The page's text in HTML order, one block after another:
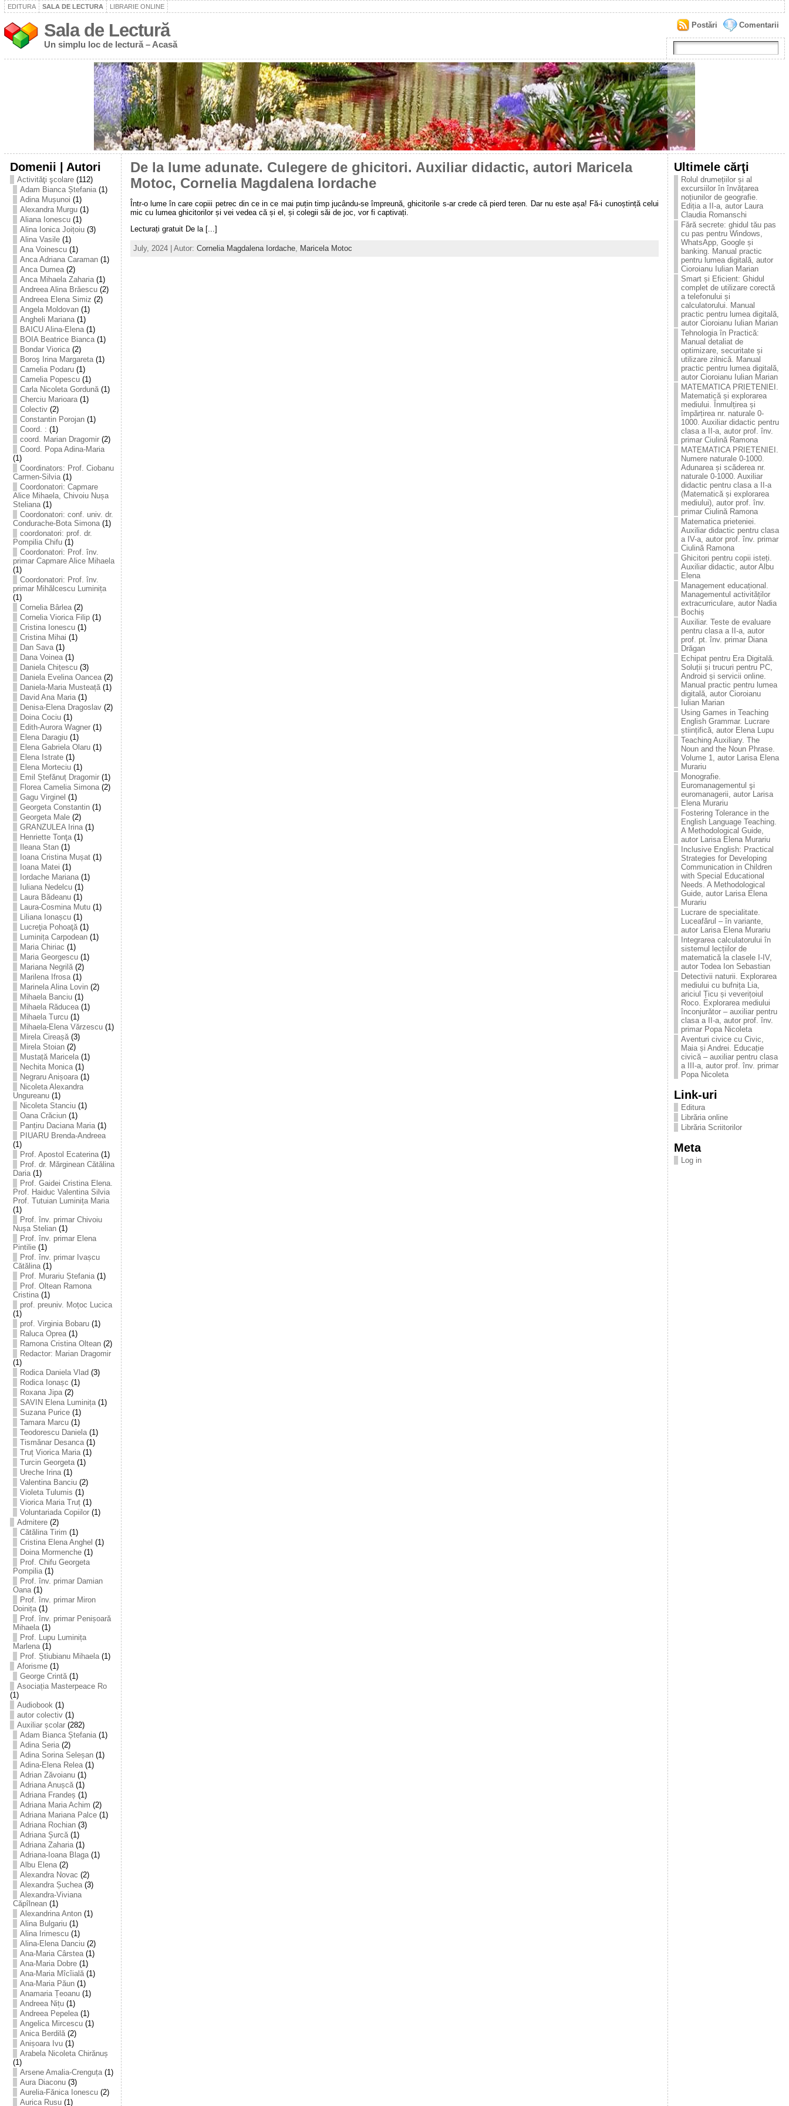
EDITURA SALA DE LECTURA LIBRARIE ONLINE
Sala de Lectură
Un simplu loc de lectură – Acasă
Comentarii
Postări
Domenii | Autori
Activităţi şcolare(112)
Adam Bianca Ștefania(1)
Adina Mușunoi (1)
Alexandra Murgu(1)
Aliana Ionescu(1)
Alina Ionica Joițoiu(3)
Alina Vasile(1)
Ana Voinescu(1)
Anca Adriana Caraman(1)
Anca Dumea(2)
Anca Mihaela Zaharia(1)
Andreea Alina Brăescu(2)
Andreea Elena Simiz (2)
Angela Moldovan(1)
Angheli Mariana(1)
BAICU Alina-Elena(1)
BOIA Beatrice Bianca(1)
Bondar Viorica(2)
Boroş Irina Margareta(1)
Camelia Podaru(1)
Camelia Popescu(1)
Carla Nicoleta Gordună(1)
Cherciu Marioara(1)
Colectiv(2)
Constantin Porojan(1)
Coord. : (1)
coord. Marian Dragomir(2)
Coord. Popa Adina-Maria
(1)
Coordinators: Prof. Ciobanu
Carmen-Silvia(1)
Coordonatori: Capmare
Alice Mihaela, Chivoiu Nușa
Steliana(1)
Coordonatori: conf. univ. dr.
Condurache-Bota Simona(1)
coordonatori: prof. dr.
Pompilia Chifu(1)
Coordonatori: Prof. înv.
primar Capmare Alice Mihaela
(1)
Coordonatori: Prof. înv.
primar Mihălcescu Luminița
(1)
Cornelia Bârlea(2)
Cornelia Viorica Filip(1)
Cristina Ionescu(1)
Cristina Mihai (1)
Dan Sava(1)
Dana Voinea(1)
Daniela Chițescu(3)
Daniela Evelina Oancea(2)
Daniela-Maria Musteață(1)
David Ana Maria(1)
Denisa-Elena Dragoslav(2)
Doina Cociu(1)
Edith-Aurora Wagner(1)
Elena Daragiu(1)
Elena Gabriela Olaru(1)
Elena Istrate(1)
Elena Morteciu(1)
Emil Ștefănuț Dragomir(1)
Florea Camelia Simona(2)
Gagu Virginel (1)
Georgeta Constantin(1)
Georgeta Male(2)
GRANZULEA Irina(1)
Henriette Tonţa(1)
Ileana Stan(1)
Ioana Cristina Mușat(1)
Ioana Matei (1)
Iordache Mariana(1)
Iuliana Nedelcu(1)
Laura Bădeanu(1)
Laura-Cosmina Mutu(1)
Liliana Ionașcu(1)
Lucreţia Pohoaţă(1)
Luminița Carpodean(1)
Maria Chiriac (1)
Maria Georgescu(1)
Mariana Negrilă(2)
Marilena Ifrosa(1)
Marinela Alina Lovin(2)
Mihaela Banciu(1)
Mihaela Răducea(1)
Mihaela Turcu(1)
Mihaela-Elena Vărzescu(1)
Mirela Cireașă(3)
Mirela Stoian(2)
Mustață Maricela(1)
Nechita Monica(1)
Negraru Anișoara(1)
Nicoleta Alexandra
Ungureanu(1)
Nicoleta Stanciu(1)
Oana Crăciun(1)
Panțiru Daciana Maria(1)
PIUARU Brenda-Andreea
(1)
Prof. Apostol Ecaterina(1)
Prof. dr. Mărginean Cătălina
Daria(1)
Prof. Gaidei Cristina Elena.
Prof. Haiduc Valentina Silvia
Prof. Tutuian Luminița Maria
(1)
Prof. înv. primar Chivoiu
Nușa Stelian(1)
Prof. înv. primar Elena
Pintilie(1)
Prof. înv. primar Ivașcu
Cătălina(1)
Prof. Murariu Ștefania(1)
Prof. Oltean Ramona
Cristina(1)
prof. preuniv. Moțoc Lucica
(1)
prof. Virginia Bobaru(1)
Raluca Oprea(1)
Ramona Cristina Oltean(2)
Redactor: Marian Dragomir
(1)
Rodica Daniela Vlad (3)
Rodica Ionașc (1)
Roxana Jipa(2)
SAVIN Elena Luminița(1)
Suzana Purice(1)
Tamara Marcu(1)
Teodorescu Daniela(1)
Tismănar Desanca(1)
Truț Viorica Maria(1)
Turcin Georgeta(1)
Ureche Irina(1)
Valentina Banciu(2)
Violeta Tulumis (1)
Viorica Maria Truț(1)
Voluntariada Copiilor(1)
Admitere(2)
Cătălina Tirim (1)
Cristina Elena Anghel (1)
Doina Mormenche(1)
Prof. Chifu Georgeta
Pompilia(1)
Prof. înv. primar Damian
Oana(1)
Prof. înv. primar Miron
Doinița(1)
Prof. înv. primar Penișoară
Mihaela(1)
Prof. Lupu Luminița
Marlena(1)
Prof. Știubianu Mihaela(1)
Aforisme(1)
George Crintă(1)
Asociația Masterpeace Ro
(1)
Audiobook(1)
autor colectiv(1)
Auxiliar școlar(282)
Adam Bianca Ștefania(1)
Adina Seria(2)
Adina Sorina Seleșan(1)
Adina-Elena Relea(1)
Adrian Zăvoianu(1)
Adriana Anușcă(1)
Adriana Frandeș (1)
Adriana Maria Achim (2)
Adriana Mariana Palce(1)
Adriana Rochian(3)
Adriana Șurcă(1)
Adriana Zaharia(1)
Adriana-Ioana Blaga(1)
Albu Elena(2)
Alexandra Novac (2)
Alexandra Șuchea(3)
Alexandra-Viviana
Căpîlnean(1)
Alexandrina Anton(1)
Alina Bulgariu(1)
Alina Irimescu(1)
Alina-Elena Danciu(2)
Ana-Maria Cârstea(1)
Ana-Maria Dobre(1)
Ana-Maria Mîcîială(1)
Ana-Maria Păun(1)
Anamaria Țeoanu(1)
Andreea Nițu(1)
Andreea Pepelea(1)
Angelica Mircescu(1)
Anica Berdilă(2)
Anișoara Ivu(1)
Arabela Nicoleta Chirănuș
(1)
Arsene Amalia-Crenguța(1)
Aura Diaconu(3)
Aurelia-Fănica Ionescu(2)
Aurica Rusu(1)
De la lume adunate. Culegere de ghicitori. Auxiliar didactic, autori Maricela
Motoc, Cornelia Magdalena Iordache
Într-o lume în care copiii petrec din ce in ce mai puțin timp jucându-se împreună, ghicitorile s-ar crede că pierd teren. Dar nu este așa! Fă-i cunoștință celui
mic cu lumea ghicitorilor și vei vedea că și el, și colegii săi de joc, vor fi captivați.
Lecturați gratuit De la [...]
July, 2024 | Autor: Cornelia Magdalena Iordache, Maricela Motoc
Ultimele cărţi
Rolul drumețiilor și al
excursiilor în învățarea
noțiunilor de geografie.
Ediția a II-a, autor Laura
Claudia Romanschi
Fără secrete: ghidul tău pas
cu pas pentru Windows,
WhatsApp, Google și
banking. Manual practic
pentru lumea digitală, autor
Cioroianu Iulian Marian
Smart și Eficient: Ghidul
complet de utilizare corectă
a telefonului și
calculatorului. Manual
practic pentru lumea digitală,
autor Cioroianu Iulian Marian
Tehnologia în Practică:
Manual detaliat de
optimizare, securitate și
utilizare zilnică. Manual
practic pentru lumea digitală,
autor Cioroianu Iulian Marian
MATEMATICA PRIETENIEI.
Matematică și explorarea
mediului. Înmulțirea și
împărțirea nr. naturale 0-
1000. Auxiliar didactic pentru
clasa a II-a, autor prof. înv.
primar Ciulină Ramona
MATEMATICA PRIETENIEI.
Numere naturale 0-1000.
Adunarea și scăderea nr.
naturale 0-1000. Auxiliar
didactic pentru clasa a II-a
(Matematică și explorarea
mediului), autor prof. înv.
primar Ciulină Ramona
Matematica prieteniei.
Auxiliar didactic pentru clasa
a IV-a, autor prof. înv. primar
Ciulină Ramona
Ghicitori pentru copii isteți.
Auxiliar didactic, autor Albu
Elena
Management educațional.
Managementul activităților
extracurriculare, autor Nadia
Bochiș
Auxiliar. Teste de evaluare
pentru clasa a II-a, autor
prof. pt. înv. primar Diana
Drăgan
Echipat pentru Era Digitală.
Soluții și trucuri pentru PC,
Android și servicii online.
Manual practic pentru lumea
digitală, autor Cioroianu
Iulian Marian
Using Games in Teaching
English Grammar. Lucrare
științifică, autor Elena Lupu
Teaching Auxiliary. The
Noun and the Noun Phrase.
Volume 1, autor Larisa Elena
Murariu
Monografie.
Euromanagementul şi
euromanagerii, autor Larisa
Elena Murariu
Fostering Tolerance in the
English Language Teaching.
A Methodological Guide,
autor Larisa Elena Murariu
Inclusive English: Practical
Strategies for Developing
Communication in Children
with Special Educational
Needs. A Methodological
Guide, autor Larisa Elena
Murariu
Lucrare de specialitate.
Luceafărul – în variante,
autor Larisa Elena Murariu
Integrarea calculatorului în
sistemul lecțiilor de
matematică la clasele I-IV,
autor Todea Ion Sebastian
Detectivii naturii. Explorarea
mediului cu bufnița Lia,
ariciul Țicu și veverițoiul
Roco. Explorarea mediului
înconjurător – auxiliar pentru
clasa a II-a, autor prof. înv.
primar Popa Nicoleta
Aventuri civice cu Civic,
Maia și Andrei. Educație
civică – auxiliar pentru clasa
a III-a, autor prof. înv. primar
Popa Nicoleta
Link-uri
Editura
Librăria online
Librăria Scriitorilor
Meta
Log in